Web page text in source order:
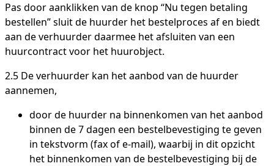
Pas door aanklikken van de knop “Nu tegen betaling
bestellen” sluit de huurder het bestelproces af en biedt
aan de verhuurder daarmee het afsluiten van een
huurcontract voor het huurobject.
2.5 De verhuurder kan het aanbod van de huurder
aannemen,
door de huurder na binnenkomen van het aanbod
binnen de 7 dagen een bestelbevestiging te geven
in tekstvorm (fax of e-mail), waarbij in dit opzicht
het binnenkomen van de bestelbevestiging bij de